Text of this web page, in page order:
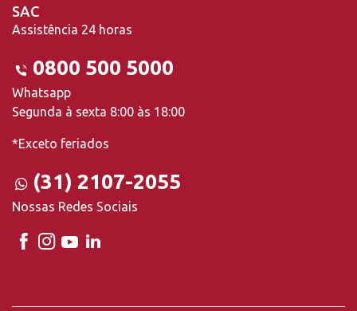
SAC
Assistência 24 horas
0800 500 5000
Whatsapp
Segunda à sexta 8:00 às 18:00
*Exceto feriados
(31) 2107-2055
Nossas Redes Sociais